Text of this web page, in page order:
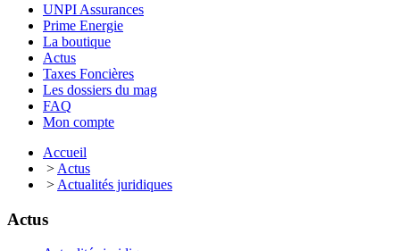
UNPI Assurances
Prime Energie
La boutique
Actus
Taxes Foncières
Les dossiers du mag
FAQ
Mon compte
Accueil
> Actus
> Actualités juridiques
Actus